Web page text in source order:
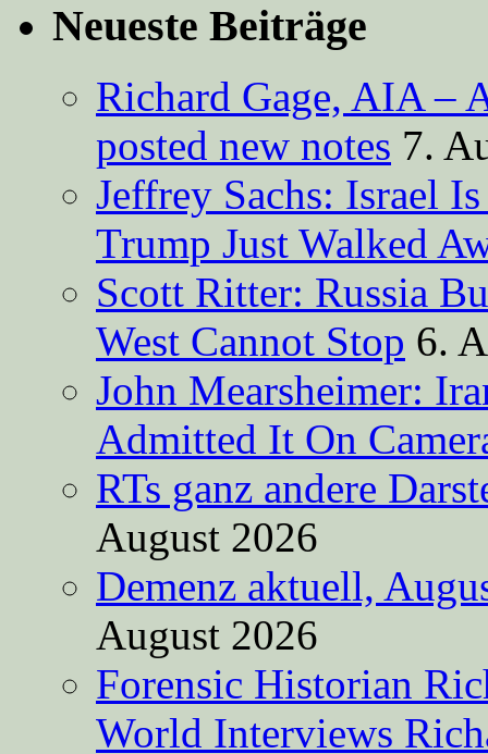
Neueste Beiträge
Richard Gage, AIA –
posted new notes 7.
Jeffrey Sachs: Israel
Trump Just Walked
Scott Ritter: Russia
West Cannot Stop 6.
John Mearsheimer:
Admitted It On
RTs ganz andere
August 2026
Demenz aktuell,
August 2026
Forensic Historian
World Interviews